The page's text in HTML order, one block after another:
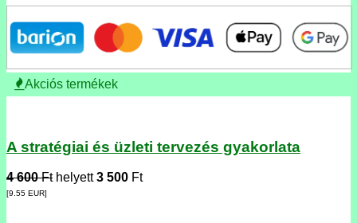
Akciós termékek
A stratégiai és üzleti tervezés gyakorlata
4 600 Fthelyett3 500 Ft
[9.55 EUR]